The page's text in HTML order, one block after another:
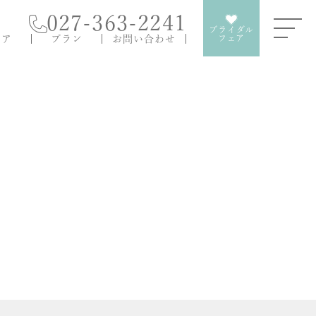
027-363-2241
プラン お問い合わせ
ブライダル
フェア